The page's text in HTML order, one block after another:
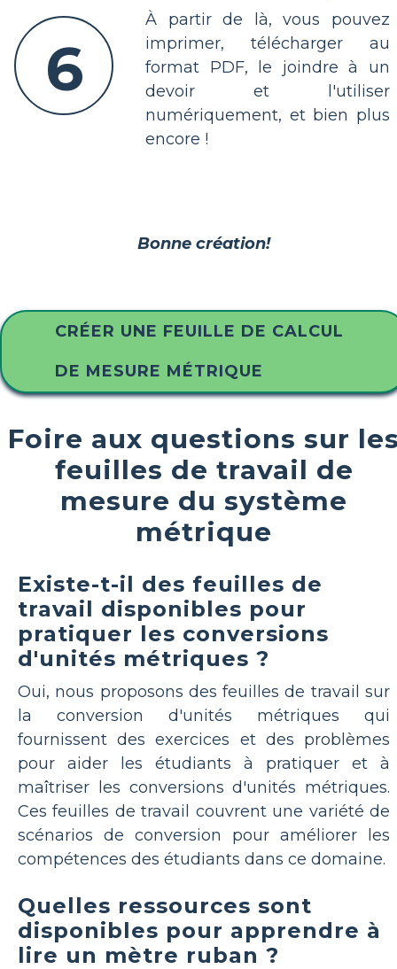
6
À partir de là, vous pouvez
imprimer, télécharger au
format PDF, le joindre à un
devoir et l'utiliser
numériquement, et bien plus
encore !
Bonne création!
CRÉER UNE FEUILLE DE CALCUL
DE MESURE MÉTRIQUE
Foire aux questions sur
feuilles de travail de
mesure du système
métrique
Existe-t-il des feuilles de
travail disponibles pour
pratiquer les conversions
d'unités métriques ?
Oui, nous proposons des feuilles de travail sur
la conversion d'unités métriques qui
fournissent des exercices et des problèmes
pour aider les étudiants à pratiquer et à
maîtriser les conversions d'unités métriques.
Ces feuilles de travail couvrent une variété de
scénarios de conversion pour améliorer les
compétences des étudiants dans ce domaine.
Quelles ressources sont
disponibles pour apprendre à
lire un mètre ruban ?